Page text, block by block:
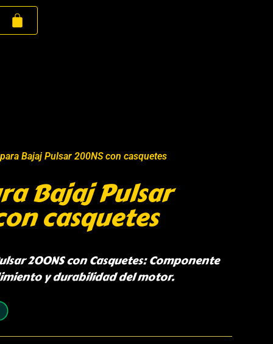
Bajaj Pulsar 200NS con casquetes
Bajaj Pulsar
casquetes
200NS con Casquetes: Componente
y durabilidad del motor.